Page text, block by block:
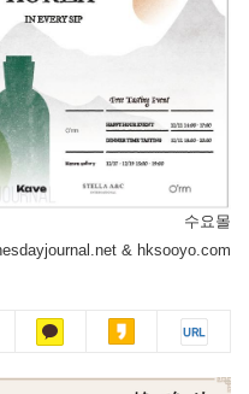
수요몰
& hksooyo.com